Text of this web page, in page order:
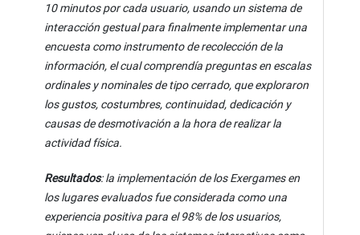
10 minutos por cada usuario, usando un sistema de
interacción gestual para finalmente implementar una
encuesta como instrumento de recolección de la
información, el cual comprendía preguntas en escalas
ordinales y nominales de tipo cerrado, que exploraron
los gustos, costumbres, continuidad, dedicación y
causas de desmotivación a la hora de realizar la
actividad física.
Resultados: la implementación de los Exergames en
los lugares evaluados fue considerada como una
experiencia positiva para el 98% de los usuarios,